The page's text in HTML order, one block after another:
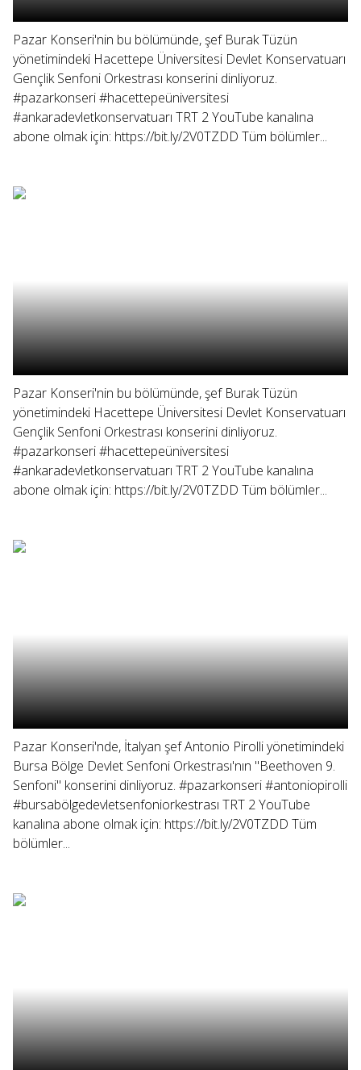
Pazar Konseri'nin bu bölümünde, şef Burak Tüzün
yönetimindeki Hacettepe Üniversitesi Devlet Konservatuarı
Gençlik Senfoni Orkestrası konserini dinliyoruz.
#pazarkonseri #hacettepeüniversitesi
#ankaradevletkonservatuarı TRT 2 YouTube kanalına
abone olmak için: https://bit.ly/2V0TZDD Tüm bölümler...
Pazar Konseri'nin bu bölümünde, şef Burak Tüzün
yönetimindeki Hacettepe Üniversitesi Devlet Konservatuarı
Gençlik Senfoni Orkestrası konserini dinliyoruz.
#pazarkonseri #hacettepeüniversitesi
#ankaradevletkonservatuarı TRT 2 YouTube kanalına
abone olmak için: https://bit.ly/2V0TZDD Tüm bölümler...
Pazar Konseri'nde, İtalyan şef Antonio Pirolli yönetimindeki
Bursa Bölge Devlet Senfoni Orkestrası'nın "Beethoven 9.
Senfoni" konserini dinliyoruz. #pazarkonseri #antoniopirolli
#bursabölgedevletsenfoniorkestrası TRT 2 YouTube
kanalına abone olmak için: https://bit.ly/2V0TZDD Tüm
bölümler...